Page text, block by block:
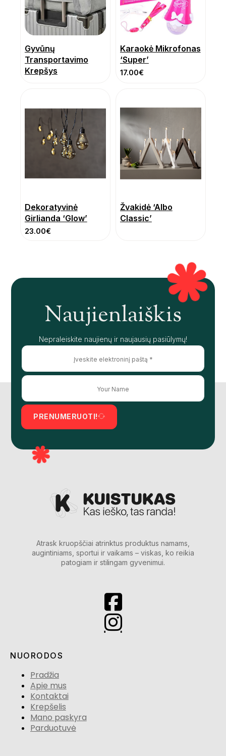
Gyvūnų
Transportavimo
Krepšys
Karaokė Mikrofonas
‘Super’
17.00€
Dekoratyvinė
Girlianda ‘Glow’
23.00€
Žvakidė ‘Albo
Classic’
Naujienlaiškis
Nepraleiskite naujienų ir naujausių pasiūlymų!
PRENUMERUOTI!
Atrask kruopščiai atrinktus produktus namams,
augintiniams, sportui ir vaikams – viskas, ko reikia
patogiam ir stilingam gyvenimui.
NUORODOS
Pradžia
Apie mus
Kontaktai
Krepšelis
Mano paskyra
Parduotuvė